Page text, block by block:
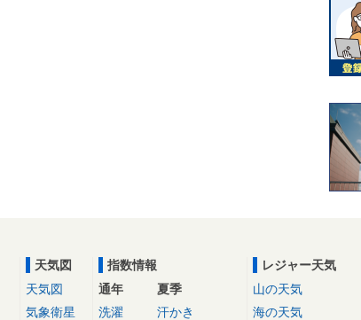
天気図
天気図
気象衛星
指数情報
通年
洗濯
夏季
汗かき
レジャー天気
山の天気
海の天気